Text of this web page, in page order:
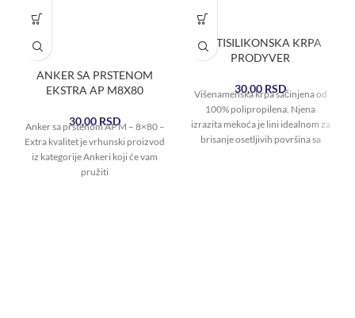
ANKER SA PRSTENOM
EKSTRA AP M8X80
30,00 RSD
Anker sa prstenom AP M – 8×80 –
Extra kvalitet je vrhunski proizvod
iz kategorije Ankeri koji će vam
pružiti
ANTISILIKONSKA KRPA
PRODYVER
30,00 RSD
Višenamenska krpa sačinjena od
100% polipropilena. Njena
izrazita mekoća je lini idealnom za
brisanje osetljivih površina sa